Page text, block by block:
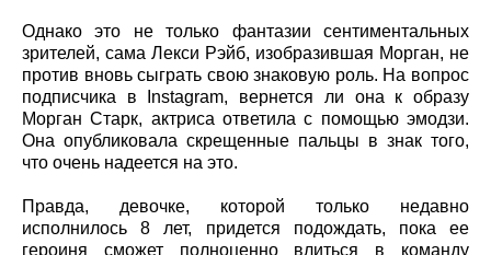
Однако это не только фантазии сентиментальных
зрителей, сама Лекси Рэйб, изобразившая Морган, не
против вновь сыграть свою знаковую роль. На вопрос
подписчика в Instagram, вернется ли она к образу
Морган Старк, актриса ответила с помощью эмодзи.
Она опубликовала скрещенные пальцы в знак того,
что очень надеется на это.
Правда, девочке, которой только недавно
исполнилось 8 лет, придется подождать, пока ее
героиня сможет полноценно влиться в команду